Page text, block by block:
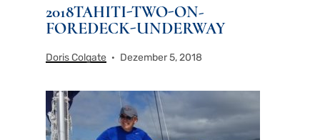
2018TAHITI-TWO-ON-
FOREDECK-UNDERWAY
Doris Colgate Dezember 5, 2018